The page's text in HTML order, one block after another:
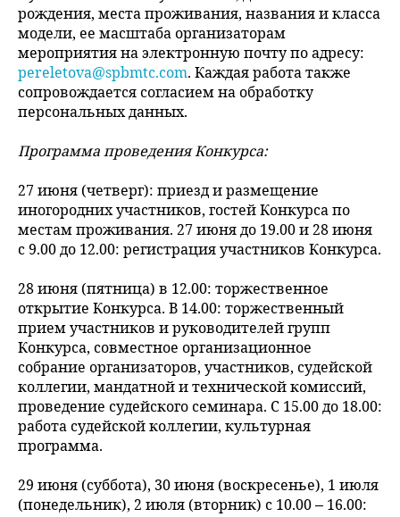
рождения, места проживания, названия и класса
модели, ее масштаба организаторам
мероприятия на электронную почту по адресу:
pereletova@spbmtc.com. Каждая работа также
сопровождается согласием на обработку
персональных данных.
Программа проведения Конкурса:
27 июня (четверг): приезд и размещение
иногородних участников, гостей Конкурса по
местам проживания. 27 июня до 19.00 и 28 июня
с 9.00 до 12.00: регистрация участников Конкурса.
28 июня (пятница) в 12.00: торжественное
открытие Конкурса. В 14.00: торжественный
прием участников и руководителей групп
Конкурса, совместное организационное
собрание организаторов, участников, судейской
коллегии, мандатной и технической комиссий,
проведение судейского семинара. С 15.00 до 18.00:
работа судейской коллегии, культурная
программа.
29 июня (суббота), 30 июня (воскресенье), 1 июля
(понедельник), 2 июля (вторник) с 10.00 – 16.00: